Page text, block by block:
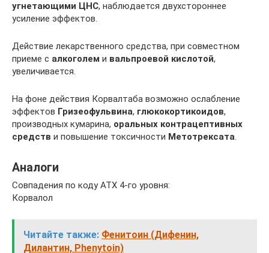
угнетающими ЦНС, наблюдается двухстороннее
усиление эффектов.
Действие лекарственного средства, при совместном
приеме с алкоголем и вальпроевой кислотой,
увеличивается.
На фоне действия Корвалтаба возможно ослабление
эффектов Гризеофульвина, глюкокортикоидов,
производных кумарина, оральных контрацептивных
средств и повышение токсичности Метотрексата.
Аналоги
Совпадения по коду АТХ 4-го уровня:
Корвалол
Читайте также: Фенитоин (Дифенин,
Дилантин, Phenytoin)